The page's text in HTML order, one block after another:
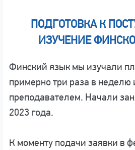
ПОДГОТОВКА К
ИЗУЧЕНИЕ
Финский язык мы изучали
примерно три раза в неделю
преподавателем. Начали
2023 года.
К моменту подачи заявки в